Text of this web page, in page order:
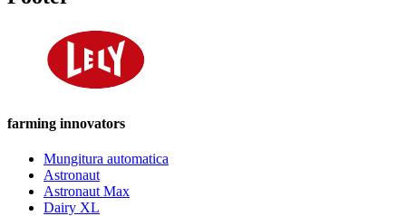
farming innovators
Mungitura automatica
Astronaut
Astronaut Max
Dairy XL